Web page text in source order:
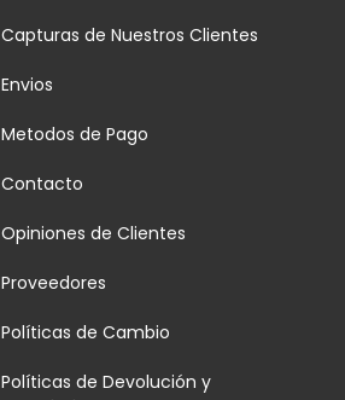
Capturas de Nuestros Clientes
Envios
Metodos de Pago
Contacto
Opiniones de Clientes
Proveedores
Políticas de Cambio
Políticas de Devolución y